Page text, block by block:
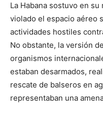
La Habana sostuvo en
violado el espacio aéreo
actividades hostiles
No obstante, la versión
organismos
estaban desarmados,
rescate de balseros en
representaban una